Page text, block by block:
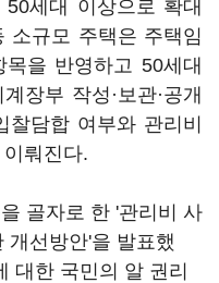
세대 이상으로 확대
소규모 주택은 주택임
을 반영하고 50세대
장부 작성·보관·공개
담합 여부와 관리비
뤄진다.
골자로 한 '관리비 사
개선방안'을 발표했
대한 국민의 알 권리